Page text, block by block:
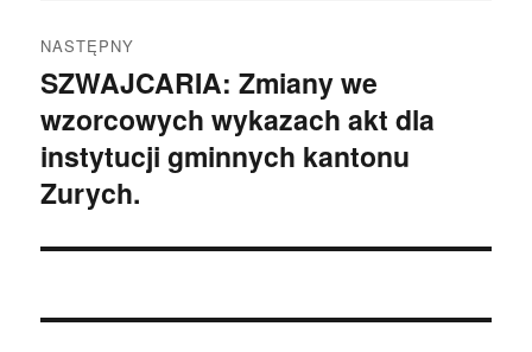
NASTĘPNY
Następny
wpis:
SZWAJCARIA: Zmiany we
wzorcowych wykazach akt dla
instytucji gminnych kantonu
Zurych.